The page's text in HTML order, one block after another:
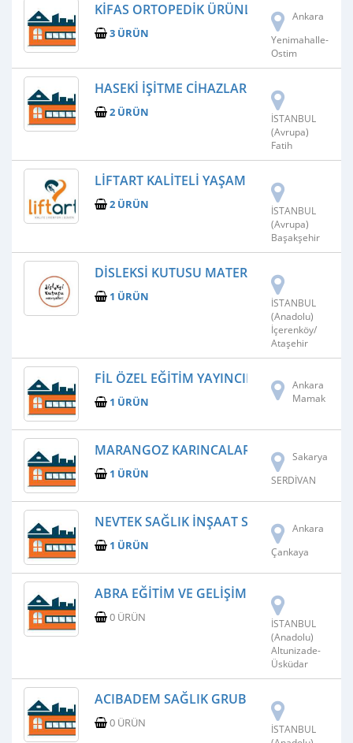
KIFAS ORTOPEDIK ÜRÜNLER SAN.VE
3 ÜRÜN
Ankara
Yenimahalle-
Ostim
HASEKI İŞITME CIHAZLARI
2 ÜRÜN
İSTANBUL
(Avrupa)
Fatih
LIFTART KALITELI YAŞAM VE ASANSÖR
2 ÜRÜN
İSTANBUL
(Avrupa)
Başakşehir
DISLEKSI KUTUSU MATERYALLERI
1 ÜRÜN
İSTANBUL
(Anadolu)
İçerenköy/
Ataşehir
FIL ÖZEL EĞITIM YAYINCILIK TIC.LTD.ŞTI.
1 ÜRÜN
Ankara
Mamak
MARANGOZ KARINCALAR - BIROL
1 ÜRÜN
Sakarya
SERDİVAN
NEVTEK SAĞLIK İNŞAAT SANAYI TICARET
1 ÜRÜN
Ankara
Çankaya
ABRA EĞITIM VE GELIŞIM ÜRÜNLERI
0 ÜRÜN
İSTANBUL
(Anadolu)
Altunizade-
Üsküdar
ACIBADEM SAĞLIK GRUBU - SPASTISITE
0 ÜRÜN
İSTANBUL